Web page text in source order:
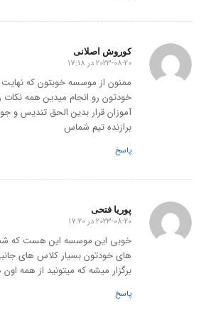
کوروش اصلانی
گفته:
2023-08-20 در 17:18
ممنون از موسسه خوبتون که
خودتون رو انجام میدین همه نکات
آموزان قرار بدین الحق تندیس و
برازنده تیم شماس
پاسخ
پوریا فتحی
گفته:
2023-08-20 در 17:20
خوبی این موسسه این هست که
های خودتون بسیار کلاس های
برگزار میشه که میتونید از همه اون
پاسخ